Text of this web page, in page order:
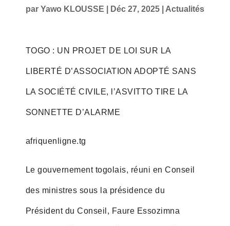
par Yawo KLOUSSE Déc 27, 2025| Actualités
TOGO : UN PROJET DE LOI SUR LA
LIBERTÉ D’ASSOCIATION ADOPTÉ SANS
LA SOCIÉTÉ CIVILE, l’ASVITTO TIRE LA
SONNETTE D’ALARME
afriquenligne.tg
Le gouvernement togolais, réuni en Conseil
des ministres sous la présidence du
Président du Conseil, Faure Essozimna